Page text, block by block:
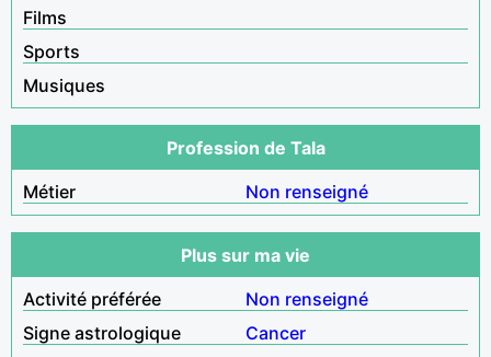
Films
Sports
Musiques
Profession de Tala
Métier
Non renseigné
Plus sur ma vie
Activité préférée
Non renseigné
Signe astrologique
Cancer